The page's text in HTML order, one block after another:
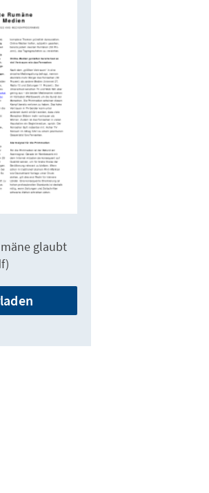
glaubt